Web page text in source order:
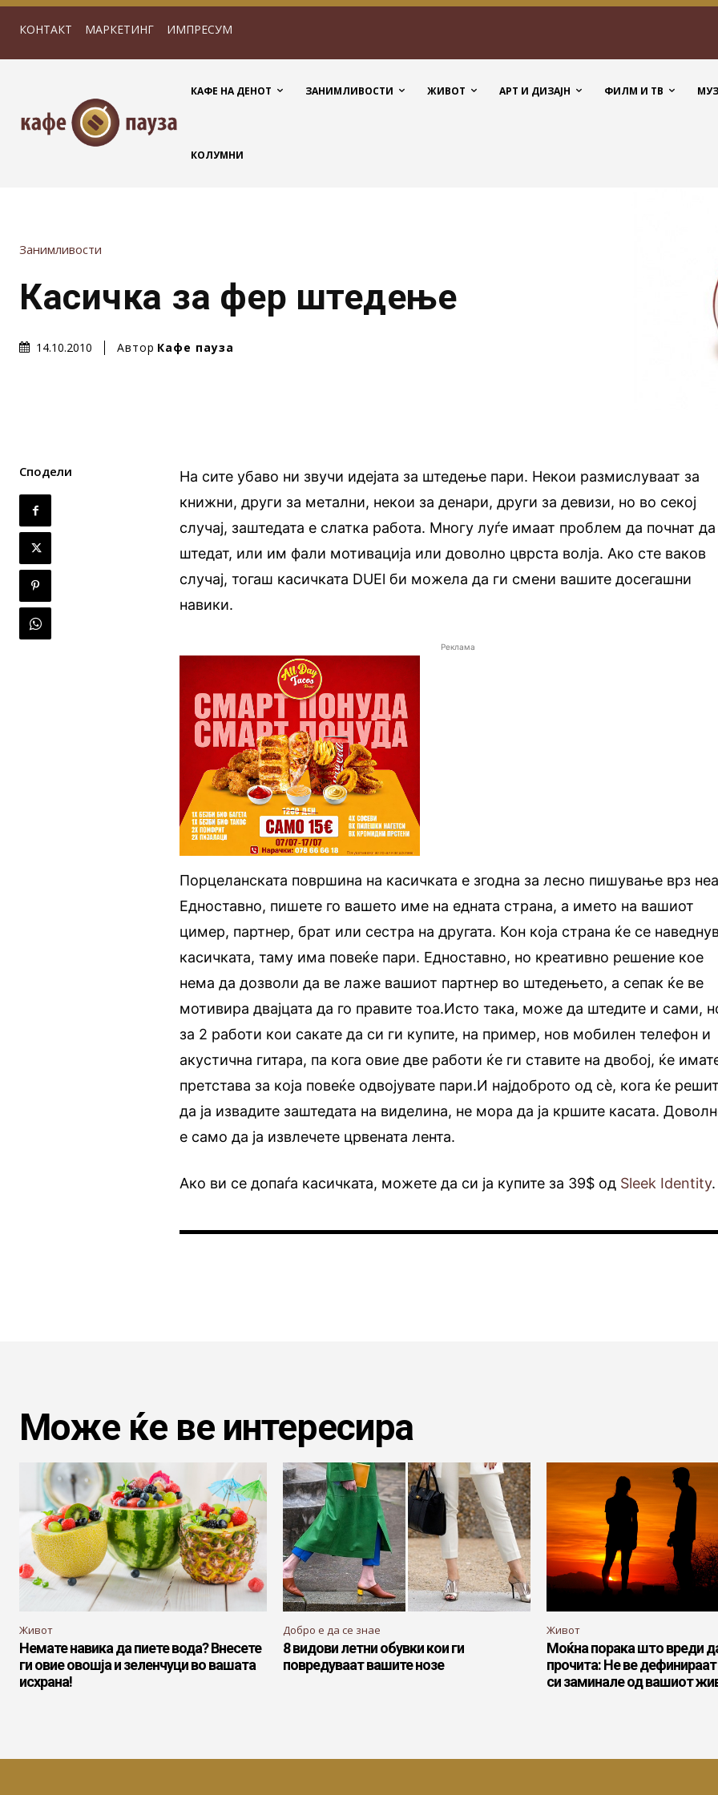
КОНТАКТ МАРКЕТИНГ ИМПРЕСУМ
КАФЕ НА ДЕНОТ ЗАНИМЛИВОСТИ ЖИВОТ АРТ И ДИЗАЈН ФИЛМ И ТВ
КОЛУМНИ
Занимливости
Касичка за фер штедење
14.10.2010 Автор Кафе пауза
Сподели
На сите убаво ни звучи идејата за штедење пари. Некои размислуваат за
книжни, други за метални, некои за денари, други за девизи, но во секој
случај, заштедата е слатка работа. Многу луѓе имаат проблем да почнат да
штедат, или им фали мотивација или доволно цврста волја. Ако сте ваков
случај, тогаш касичката DUEl би можела да ги смени вашите досегашни
навики.
Реклама
Порцеланската површина на касичката е згодна за лесно пишување врз
Едноставно, пишете го вашето име на едната страна, а името на вашиот
цимер, партнер, брат или сестра на другата. Кон која страна ќе се
касичката, таму има повеќе пари. Едноставно, но креативно решение кое
нема да дозволи да ве лаже вашиот партнер во штедењето, а сепак ќе ве
мотивира двајцата да го правите тоа.Исто така, може да штедите и сами,
за 2 работи кои сакате да си ги купите, на пример, нов мобилен телефон и
акустична гитара, па кога овие две работи ќе ги ставите на двобој, ќе
претстава за која повеќе одвојувате пари.И најдоброто од сè, кога ќе
да ја извадите заштедата на виделина, не мора да ја кршите касата.
е само да ја извлечете црвената лента.
Ако ви се допаѓа касичката, можете да си ја купите за 39$ од Sleek Identity.
Може ќе ве интересира
Живот
Немате навика да пиете вода? Внесете
ги овие овошја и зеленчуци во вашата
исхрана!
Добро е да се знае
8 видови летни обувки кои ги
повредуваат вашите нозе
Живот
Моќна порака што вреди
прочита: Не ве
си заминале од вашиот